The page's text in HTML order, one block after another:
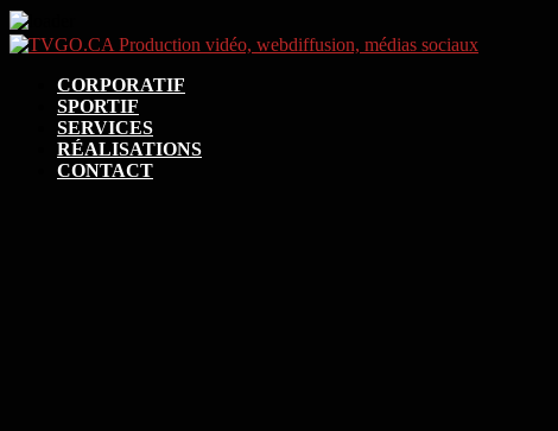
CORPORATIF
SPORTIF
SERVICES
RÉALISATIONS
CONTACT